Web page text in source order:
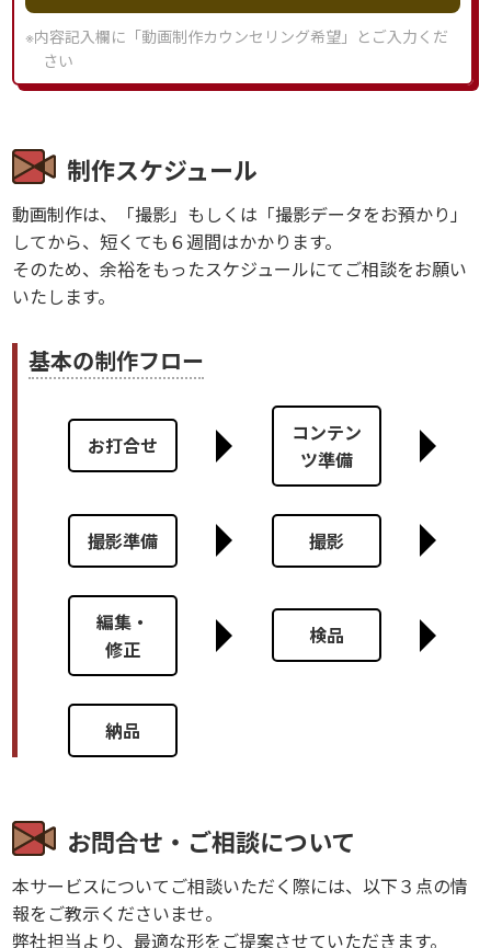
※内容記入欄に「動画制作カウンセリング希望」とご入力くだ
さい
制作スケジュール
動画制作は、「撮影」もしくは「撮影データをお預かり」
してから、短くても６週間はかかります。
そのため、余裕をもったスケジュールにてご相談をお願い
いたします。
基本の制作フロー
お打合せ
コンテン
ツ準備
撮影準備 撮影
編集・
修正
検品
納品
お問合せ・ご相談について
本サービスについてご相談いただく際には、以下３点の情
報をご教示くださいませ。
弊社担当より、最適な形をご提案させていただきます。